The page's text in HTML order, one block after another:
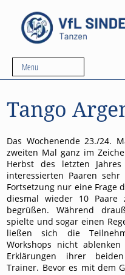
Menu
Tango
Das Wochenende 23./24.
zweiten Mal ganz im
Herbst des letzten
interessierten Paaren
Fortsetzung nur eine Frage
diesmal wieder 10 Paare
begrüßen. Während
spielte und sogar einen
ließen sich die
Workshops nicht
Erklärungen ihrer
Trainer. Bevor es mit dem